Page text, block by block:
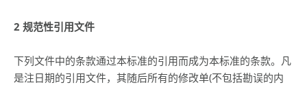
2 规范性引用文件
下列文件中的条款通过本标准的引用而成为本标准的条款。凡
是注日期的引用文件，其随后所有的修改单(不包括勘误的内